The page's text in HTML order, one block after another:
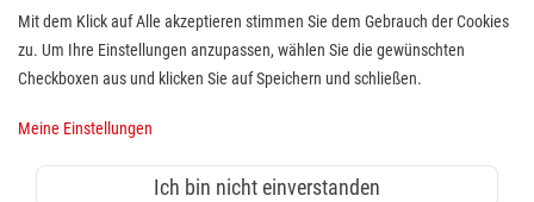
die Erste-Hilfe-Ausbildung
Standort(e):Landshut
Leidenschaft ist, anderen Menschen Wissen zu
Mit dem Klick auf Alle akzeptieren stimmen Sie dem Gebrauch der Cookies
zu. Um Ihre Einstellungen anzupassen, wählen Sie die gewünschten
Checkboxen aus und klicken Sie auf Speichern und schließen.
Meine Einstellungen
Ich bin nicht einverstanden